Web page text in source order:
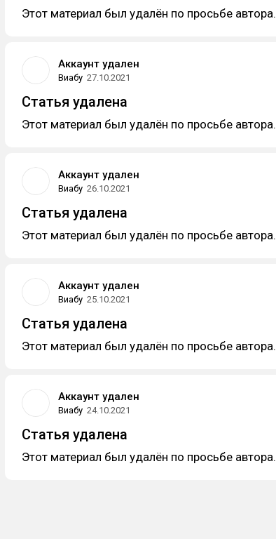
Этот материал был удалён по просьбе автора.
Аккаунт удален
Виабу 27.10.2021
Статья удалена
Этот материал был удалён по просьбе автора.
Аккаунт удален
Виабу 26.10.2021
Статья удалена
Этот материал был удалён по просьбе автора.
Аккаунт удален
Виабу 25.10.2021
Статья удалена
Этот материал был удалён по просьбе автора.
Аккаунт удален
Виабу 24.10.2021
Статья удалена
Этот материал был удалён по просьбе автора.